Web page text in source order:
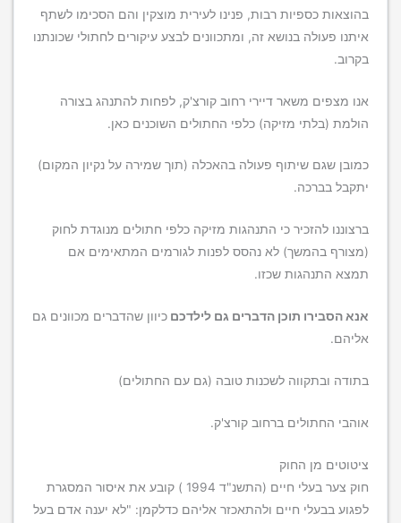
בהוצאות כספיות רבות, פנינו לעירית מוצקין והם הסכימו לשתף
איתנו פעולה בנושא זה, ומתכוונים לבצע עיקורים לחתולי שכונתנו
בקרוב.
אנו מצפים משאר דיירי רחוב קורצ'ק, לפחות להתנהג בצורה
הולמת (בלתי מזיקה) כלפי החתולים השוכנים כאן.
כמובן שגם שיתוף פעולה בהאכלה (תוך שמירה על נקיון המקום)
יתקבל בברכה.
ברצוננו להזכיר כי התנהגות מזיקה כלפי חתולים מנוגדת לחוק
(מצורף בהמשך) לא נהסס לפנות לגורמים המתאימים אם
תמצא התנהגות שכזו.
אנא הסבירו תוכן הדברים גם לילדכם כיוון שהדברים מכוונים גם
אליהם.
בתודה ובתקווה לשכנות טובה (גם עם החתולים)
אוהבי החתולים ברחוב קורצ'ק.
ציטוטים מן החוק
חוק צער בעלי חיים (התשנ"ד 1994 ) קובע את איסור המסגרת
לפגוע בבעלי חיים ולהתאכזר אליהם כדלקמן: "לא יענה אדם בעל